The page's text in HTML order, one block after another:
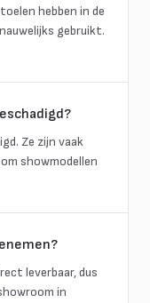
hebben in de
gebruikt.
Ze zijn vaak
showmodellen
leverbaar, dus
in